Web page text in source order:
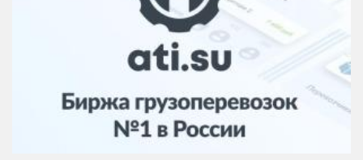
запчасти, шины
Топливо, масла и
автохимия
Дзен